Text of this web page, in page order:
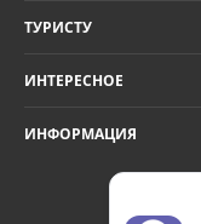
ТУРИСТУ
ИНТЕРЕСНОЕ
ИНФОРМАЦИЯ